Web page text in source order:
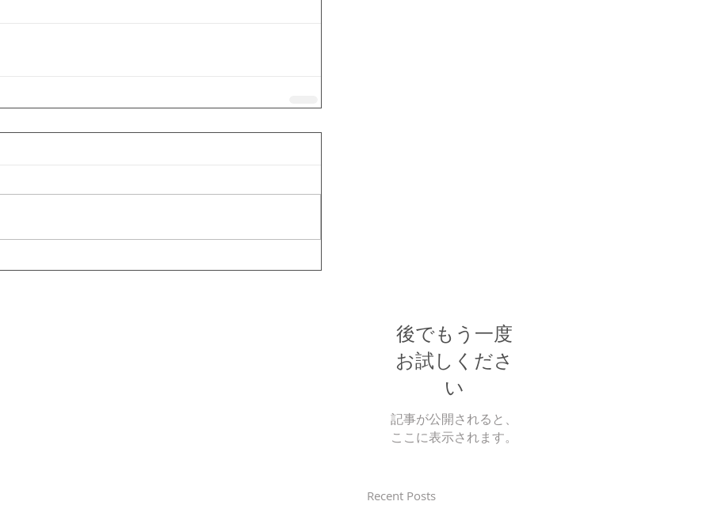
後でもう一度
お試しくださ
い
記事が公開されると、
ここに表示されます。
Recent Posts